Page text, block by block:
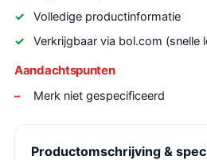
Volledige productinformatie
Verkrijgbaar via bol.com (snelle
Aandachtspunten
Merk niet gespecificeerd
Productomschrijving &